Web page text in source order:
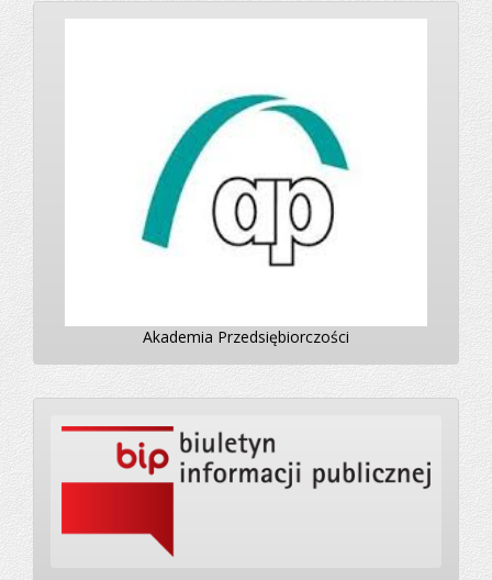
Akademia Przedsiębiorczości